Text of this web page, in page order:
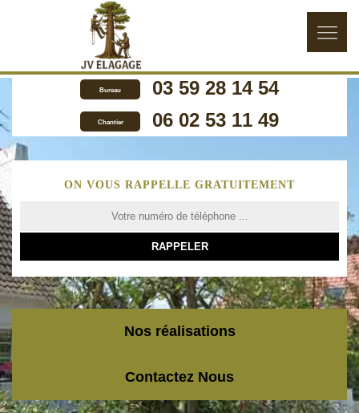
Bureau 03 59 28 14 54
Chantier 06 02 53 11 49
ON VOUS RAPPELLE GRATUITEMENT
Nos réalisations
Contactez Nous